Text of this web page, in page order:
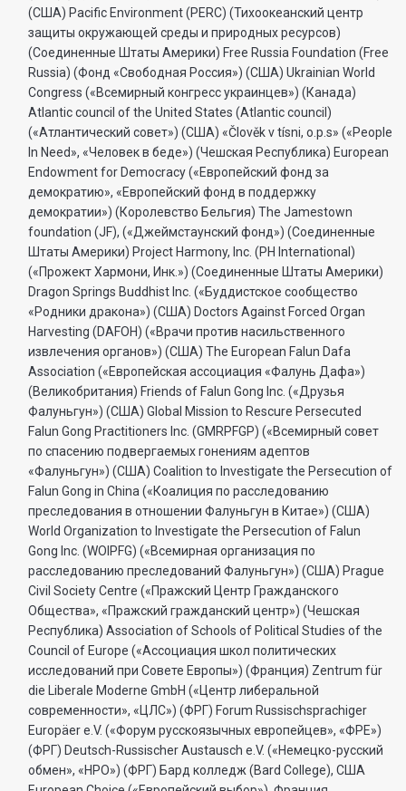
(США) Pacific Environment (PERC) (Тихоокеанский центр
защиты окружающей среды и природных ресурсов)
(Соединенные Штаты Америки) Free Russia Foundation (Free
Russia) (Фонд «Свободная Россия») (США) Ukrainian World
Congress («Всемирный конгресс украинцев») (Канада)
Atlantic council of the United States (Atlantic council)
(«Атлантический совет») (США) «Člověk v tísni, o.p.s» («People
In Need», «Человек в беде») (Чешская Республика) European
Endowment for Democracy («Европейский фонд за
демократию», «Европейский фонд в поддержку
демократии») (Королевство Бельгия) The Jamestown
foundation (JF), («Джеймстаунский фонд») (Соединенные
Штаты Америки) Project Harmony, Inc. (PH International)
(«Прожект Хармони, Инк.») (Соединенные Штаты Америки)
Dragon Springs Buddhist Inc. («Буддистское сообщество
«Родники дракона») (США) Doctors Against Forced Organ
Harvesting (DAFOH) («Врачи против насильственного
извлечения органов») (США) The European Falun Dafa
Association («Европейская ассоциация «Фалунь Дафа»)
(Великобритания) Friends of Falun Gong Inc. («Друзья
Фалуньгун») (США) Global Mission to Rescure Persecuted
Falun Gong Practitioners Inc. (GMRPFGP) («Всемирный совет
по спасению подвергаемых гонениям адептов
«Фалуньгун») (США) Coalition to Investigate the Persecution of
Falun Gong in China («Коалиция по расследованию
преследования в отношении Фалуньгун в Китае») (США)
World Organization to Investigate the Persecution of Falun
Gong Inc. (WOIPFG) («Всемирная организация по
расследованию преследований Фалуньгун») (США) Prague
Civil Society Centre («Пражский Центр Гражданского
Общества», «Пражский гражданский центр») (Чешская
Республика) Association of Schools of Political Studies of the
Council of Europe («Ассоциация школ политических
исследований при Совете Европы») (Франция) Zentrum für
die Liberale Moderne GmbH («Центр либеральной
современности», «ЦЛС») (ФРГ) Forum Russischsprachiger
Europäer e.V. («Форум русскоязычных европейцев», «ФРЕ»)
(ФРГ) Deutsch-Russischer Austausch e.V. («Немецко-русский
обмен», «НРО») (ФРГ) Бард колледж (Bard College), США